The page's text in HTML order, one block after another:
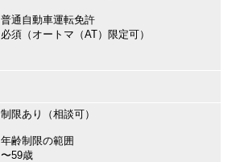
普通自動車運転免許
必須（オートマ（AT）限定可）
制限あり（相談可）
年齢制限の範囲
〜59歳